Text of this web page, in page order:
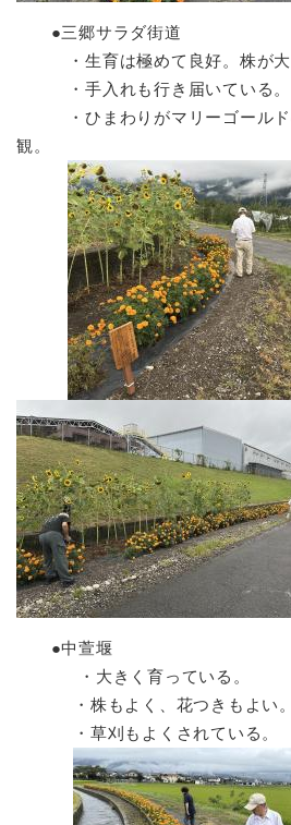
●三郷サラダ街道
・生育は極めて良好。株が大
・手入れも行き届いている。
・ひまわりがマリーゴールド
観。
●中萱堰
・大きく育っている。
・株もよく、花つきもよい。
・草刈もよくされている。